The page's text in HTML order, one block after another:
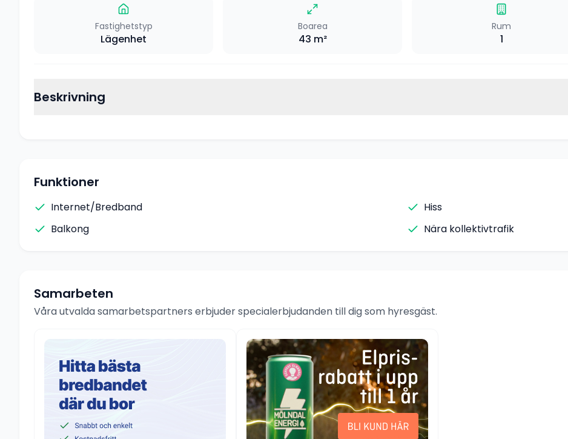
Fastighetstyp
Lägenhet
Boarea
43 m²
Rum
1
Beskrivning
Funktioner
Internet/Bredband
Hiss
Balkong
Nära kollektivtrafik
Samarbeten
Våra utvalda samarbetspartners erbjuder specialerbjudanden till dig som hyresgäst.